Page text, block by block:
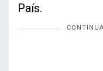
País.